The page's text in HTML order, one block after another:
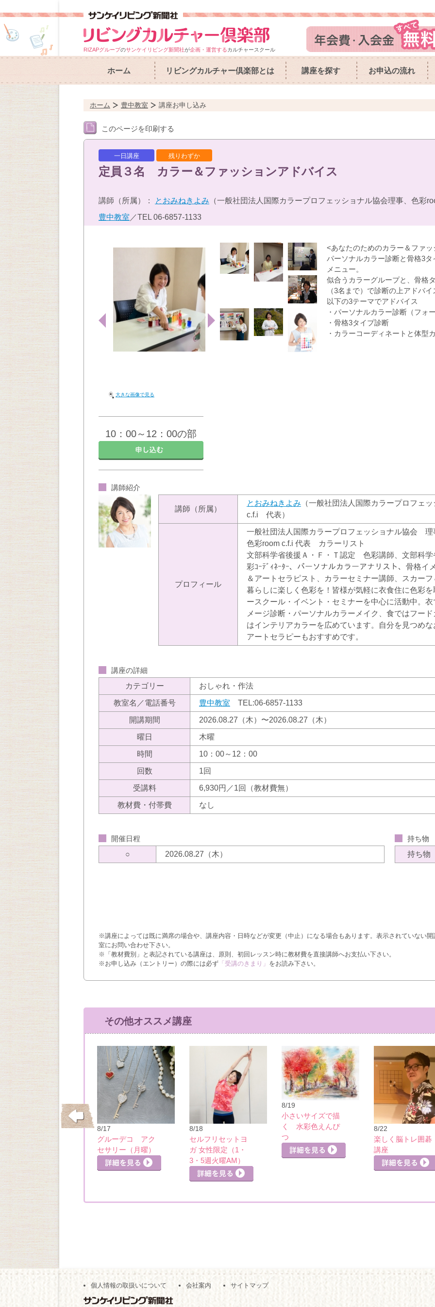
RIZAPグループのサンケイリビング新聞社が企画・運営するカルチャースクール
ホーム リビングカルチャー倶楽部とは 講座を探す お申込の流れ
ホーム 豊中教室 講座お申し込み
このページを印刷する
一日講座 残りわずか
定員３名 カラー＆ファッションアドバイス
講師（所属）： とおみねきよみ （一般社団法人国際カラープロフェッショナル協会理事、色
豊中教室 ／TEL 06-6857-1133
大きな画像で見る
<あなたのためのカラー＆ファ
パーソナルカラー診断と骨格3
メニュー。
似合うカラーグループと、骨格
（3名まで）で診断の上アドバ
以下の3テーマでアドバイス
・パーソナルカラー診断（フォ
・骨格3タイプ診断
・カラーコーディネートと体型
10：00～12：00の部
講師紹介
講師（所属）
とおみねきよみ （一般社団法人国際カラープロフ
c.f.i 代表）
プロフィール
一般社団法人国際カラープロフェッショナル協会 理
色彩room c.f.i 代表 カラーリスト
文部科学省後援Ａ・Ｆ・Ｔ認定 色彩講師、文部科
彩ｺｰﾃﾞｨﾈｰﾀｰ、パーソナルカラーアナリスト、骨格イ
＆アートセラピスト、カラーセミナー講師、スカー
暮らしに楽しく色彩を！皆様が気軽に衣食住に色彩
ースクール・イベント・セミナーを中心に活動中。
メージ診断・パーソナルカラーメイク、食ではフー
はインテリアカラーを広めています。自分を見つめ
アートセラピーもおすすめです。
講座の詳細
カテゴリー
おしゃれ・作法
教室名／電話番号 豊中教室 TEL:06-6857-1133
開講期間 2026.08.27（木）〜2026.08.27（木）
曜日 木曜
時間 10：00～12：00
回数 1回
受講料 6,930円／1回（教材費無）
教材費・付帯費 なし
開催日程
○
2026.08.27（木）
持ち物
持ち物
※講座によっては既に満席の場合や、講座内容・日時などが変更（中止）になる場合もあります。表示されていない
室にお問い合わせ下さい。
※「教材費別」と表記されている講座は、原則、初回レッスン時に教材費を直接講師へお支払い下さい。
※お申し込み（エントリー）の際には必ず 「受講のきまり」 をお読み下さい。
その他オススメ講座
10/21
全身スッキリピラ
ティス（13：00）
8/17
グルーデコ アク
セサリー（月曜）
8/18
セルフリセットヨ
ガ 女性限定（1・
3・5週火曜AM）
8/19
小さいサイズで描
く 水彩色えんぴ
つ
8/22
楽しく脳トレ囲碁
講座
を見る
詳細を見る
詳細を見る
詳細を見る
個人情報の取扱いについて 会社案内 サイトマップ